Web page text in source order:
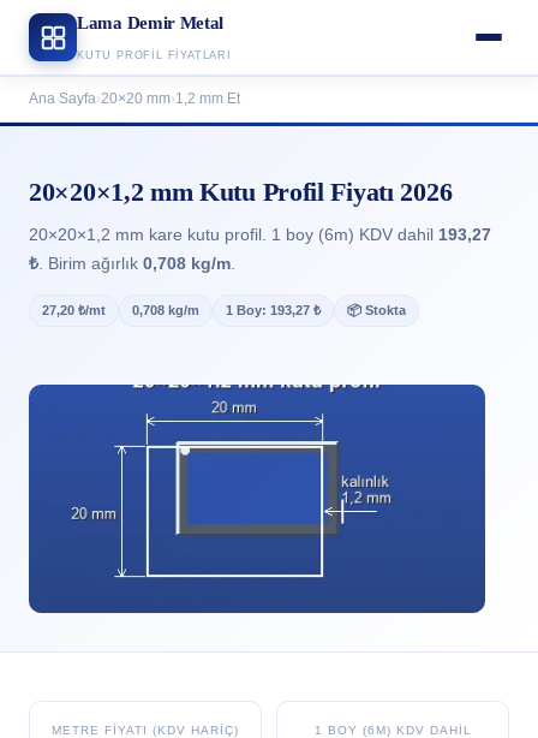
Lama Demir Metal
KUTU PROFIL FIYATLARI
Ana Sayfa›20×20 mm›1,2 mm Et
20×20×1,2 mm Kutu Profil Fiyatı 2026
20×20×1,2 mm kare kutu profil. 1 boy (6m) KDV dahil 193,27
₺ . Birim ağırlık 0,708 kg/m
27,20 ₺/mt 0,708 kg/m 1 Boy: 193,27 ₺ 📦 Stokta
METRE FIYATI (KDV HARIÇ) 1 BOY (6M) KDV DAHIL